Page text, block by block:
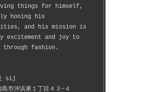
things for himself,
honing his
and his mission is
excitement and joy to
through fashion.
sij
島市沖浜東１丁目４３−４